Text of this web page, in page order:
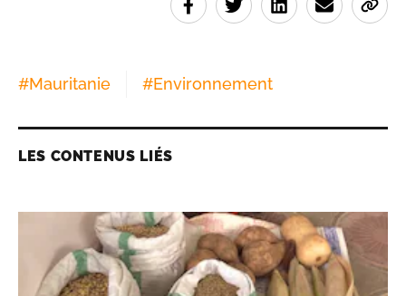
#Mauritanie #Environnement
LES CONTENUS LIÉS